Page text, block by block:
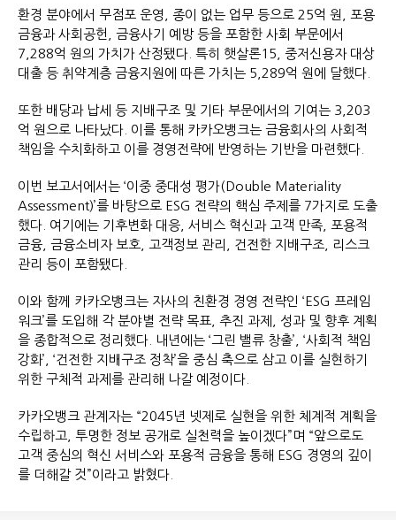
환경 분야에서 무점포 운영, 종이 없는 업무 등으로 25억 원, 포용
금융과 사회공헌, 금융사기 예방 등을 포함한 사회 부문에서
7,288억 원의 가치가 산정됐다. 특히 햇살론15, 중저신용자 대상
대출 등 취약계층 금융지원에 따른 가치는 5,289억 원에 달했다.
또한 배당과 납세 등 지배구조 및 기타 부문에서의 기여는 3,203
억 원으로 나타났다. 이를 통해 카카오뱅크는 금융회사의 사회적
책임을 수치화하고 이를 경영전략에 반영하는 기반을 마련했다.
이번 보고서에서는 ‘이중 중대성 평가(Double Materiality
Assessment)’를 바탕으로 ESG 전략의 핵심 주제를 7가지로 도출
했다. 여기에는 기후변화 대응, 서비스 혁신과 고객 만족, 포용적
금융, 금융소비자 보호, 고객정보 관리, 건전한 지배구조, 리스크
관리 등이 포함됐다.
이와 함께 카카오뱅크는 자사의 친환경 경영 전략인 ‘ESG 프레임
워크’를 도입해 각 분야별 전략 목표, 추진 과제, 성과 및 향후 계획
을 종합적으로 정리했다. 내년에는 ‘그린 밸류 창출’, ‘사회적 책임
강화’, ‘건전한 지배구조 정착’을 중심 축으로 삼고 이를 실현하기
위한 구체적 과제를 관리해 나갈 예정이다.
카카오뱅크 관계자는 “2045년 넷제로 실현을 위한 체계적 계획을
수립하고, 투명한 정보 공개로 실천력을 높이겠다”며 “앞으로도
고객 중심의 혁신 서비스와 포용적 금융을 통해 ESG 경영의 깊이
를 더해갈 것”이라고 밝혔다.